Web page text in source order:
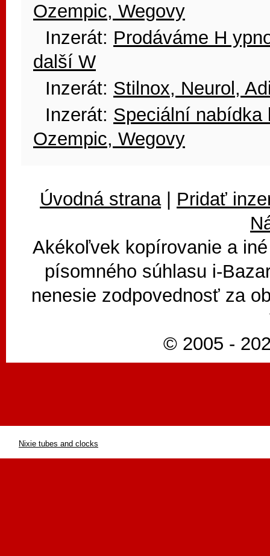
Ozempic, Wegovy
Inzerát: Prodáváme H
další W
Inzerát: Stilnox, Neurol,
Inzerát: Speciální nabídka
Ozempic, Wegovy
Úvodná strana| Pridať
Akékoľvek kopírovanie a
písomného súhlasu i-
nenesie zodpovednosť za
© 2005 -
Nixie tubes and clocks